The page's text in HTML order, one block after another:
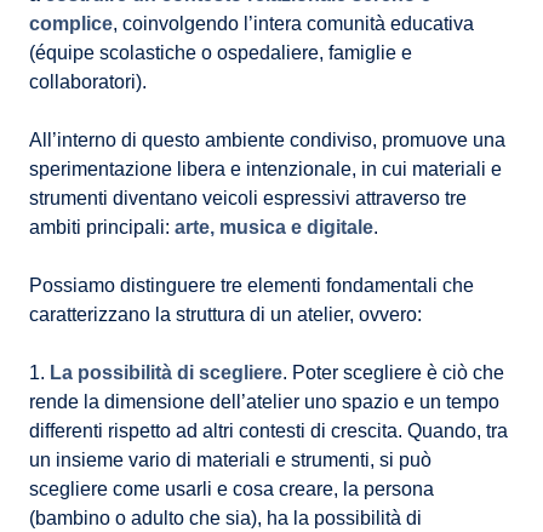
complice, coinvolgendo l’intera comunità educativa
(équipe scolastiche o ospedaliere, famiglie e
collaboratori).
All’interno di questo ambiente condiviso, promuove una
sperimentazione libera e intenzionale, in cui materiali e
strumenti diventano veicoli espressivi attraverso tre
ambiti principali: arte, musica e digitale.
Possiamo distinguere tre elementi fondamentali che
caratterizzano la struttura di un atelier, ovvero:
1. La possibilità di scegliere. Poter scegliere è ciò che
rende la dimensione dell’atelier uno spazio e un tempo
differenti rispetto ad altri contesti di crescita. Quando, tra
un insieme vario di materiali e strumenti, si può
scegliere come usarli e cosa creare, la persona
(bambino o adulto che sia), ha la possibilità di